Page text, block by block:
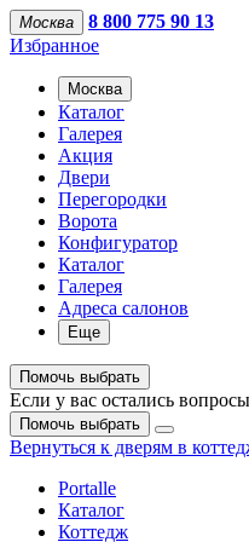
Москва
8 800 775 90 13
Избранное
Москва
Каталог
Галерея
Акция
Двери
Перегородки
Ворота
Конфигуратор
Каталог
Галерея
Адреса салонов
Еще
Помочь выбрать
Если у вас остались
Помочь выбрать
Вернуться к дверям в
Portalle
Каталог
Коттедж